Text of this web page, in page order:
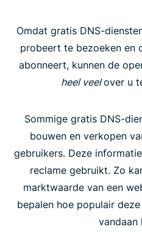
Omdat gratis DNS-
probeert te bezoeken en
abonneert, kunnen de
heel veelover u
Sommige gratis DNS-
bouwen en verkopen
gebruikers. Deze
reclame gebruikt. Zo
marktwaarde van een
bepalen hoe populair
vandaan